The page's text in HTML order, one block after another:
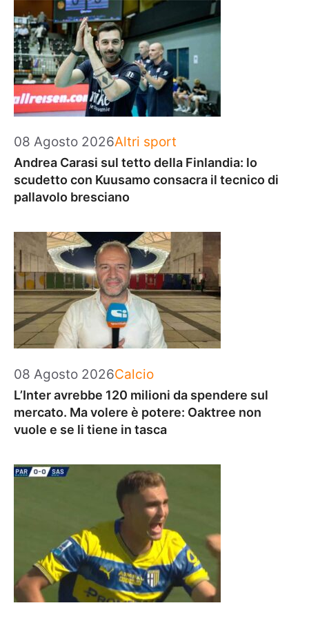
08 Agosto 2026Categorie
Altri sport
Andrea Carasi sul tetto della Finlandia: lo
scudetto con Kuusamo consacra il tecnico di
pallavolo bresciano
08 Agosto 2026Categorie
Calcio
L’Inter avrebbe 120 milioni da spendere sul
mercato. Ma volere è potere: Oaktree non
vuole e se li tiene in tasca